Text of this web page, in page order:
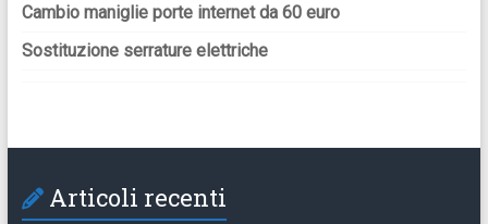
Cambio maniglie porte internet da 60 euro
Sostituzione serrature elettriche
Articoli recenti